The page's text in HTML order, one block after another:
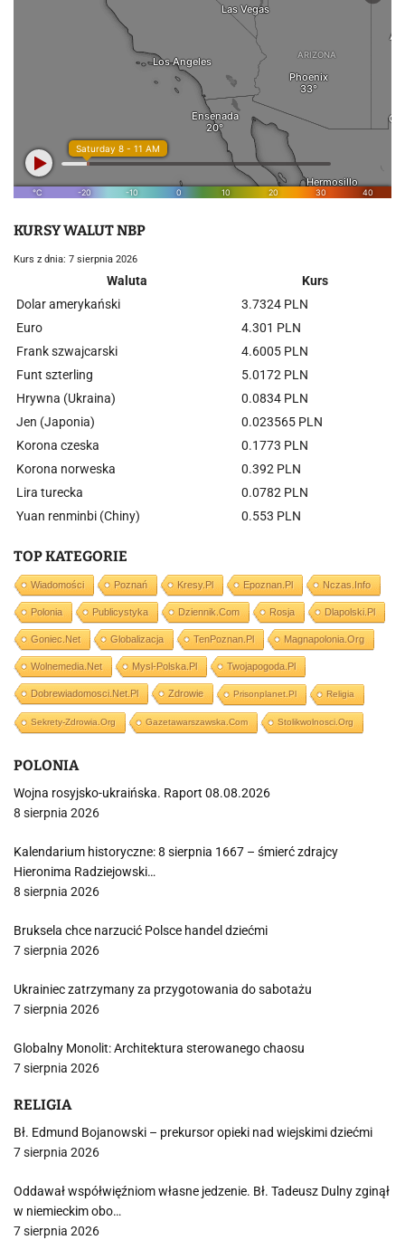
KURSY WALUT NBP
Kurs z dnia: 7 sierpnia 2026
Waluta
Kurs
Dolar amerykański
3.7324 PLN
Euro
4.301 PLN
Frank szwajcarski
4.6005 PLN
Funt szterling
5.0172 PLN
Hrywna (Ukraina)
0.0834 PLN
Jen (Japonia)
0.023565 PLN
Korona czeska
0.1773 PLN
Korona norweska
0.392 PLN
Lira turecka
0.0782 PLN
Yuan renminbi (Chiny)
0.553 PLN
TOP KATEGORIE
Wiadomości Poznań Kresy.pl Epoznan.pl Nczas.info
Polonia Publicystyka Dziennik.com Rosja Dlapolski.pl
Goniec.net Globalizacja TenPoznan.pl Magnapolonia.org
Wolnemedia.net Mysl-Polska.pl Twojapogoda.pl
Dobrewiadomosci.net.pl Zdrowie Prisonplanet.pl Religia
Sekrety-Zdrowia.org Gazetawarszawska.com Stolikwolnosci.org
POLONIA
Wojna rosyjsko-ukraińska. Raport 08.08.2026
8 sierpnia 2026
Kalendarium historyczne: 8 sierpnia 1667 – śmierć zdrajcy
Hieronima Radziejowski…
8 sierpnia 2026
Bruksela chce narzucić Polsce handel dziećmi
7 sierpnia 2026
Ukrainiec zatrzymany za przygotowania do sabotażu
7 sierpnia 2026
Globalny Monolit: Architektura sterowanego chaosu
7 sierpnia 2026
RELIGIA
Bł. Edmund Bojanowski – prekursor opieki nad wiejskimi dziećmi
7 sierpnia 2026
Oddawał współwięźniom własne jedzenie. Bł. Tadeusz Dulny zginął
w niemieckim obo…
7 sierpnia 2026